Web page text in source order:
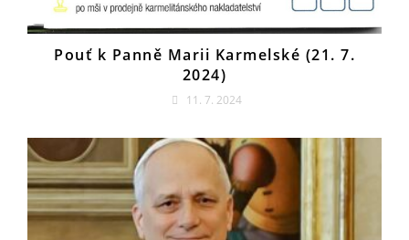
Pouť k Panně Marii Karmelské (21. 7.
2024)
11. 7. 2024